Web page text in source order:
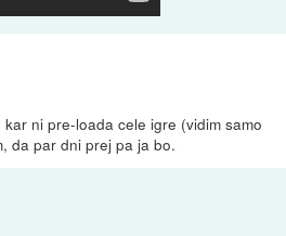
ni pre-loada cele igre (vidim samo
da par dni prej pa ja bo.